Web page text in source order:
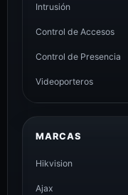
Intrusión
Control de Accesos
Control de Presencia
Videoporteros
MARCAS
Hikvision
Ajax